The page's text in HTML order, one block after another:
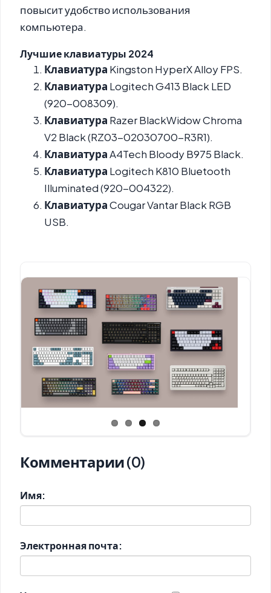
повысит удобство использования
компьютера.
Лучшие клавиатуры 2024
Клавиатура Kingston HyperX Alloy FPS.
Клавиатура Logitech G413 Black LED
(920-008309).
Клавиатура Razer BlackWidow Chroma
V2 Black (RZ03-02030700-R3R1).
КлавиатураA4Tech Bloody B975 Black.
Клавиатура Logitech K810 Bluetooth
Illuminated (920-004322).
КлавиатураCougar Vantar Black RGB
USB.
Комментарии (0)
Имя:
Электронная почта: